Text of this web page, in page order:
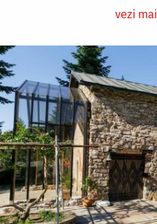
vezi